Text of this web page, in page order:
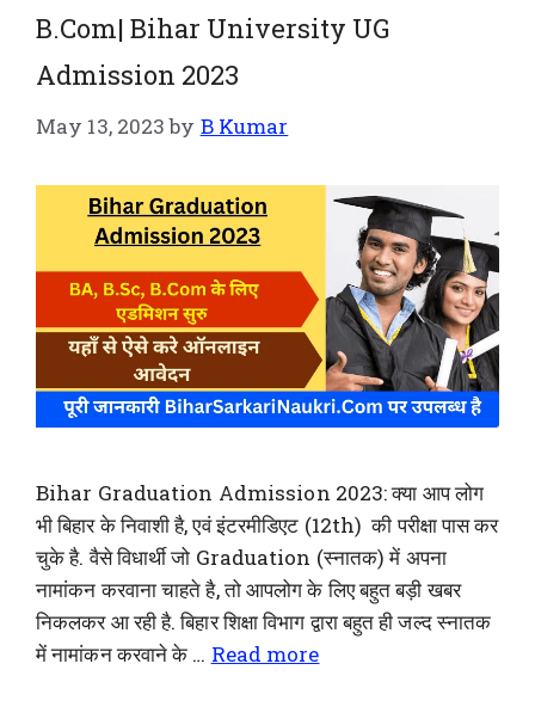
B.Com| Bihar University UG
Admission 2023
May 13, 2023 by B Kumar
Bihar Graduation Admission 2023: क्या आप लोग
भी बिहार के निवाशी है, एवं इंटरमीडिएट (12th) की परीक्षा पास कर
चुके है. वैसे विधार्थी जो Graduation (स्नातक) में अपना
नामांकन करवाना चाहते है, तो आपलोग के लिए बहुत बड़ी खबर
निकलकर आ रही है. बिहार शिक्षा विभाग द्वारा बहुत ही जल्द स्नातक
में नामांकन करवाने के … Read more